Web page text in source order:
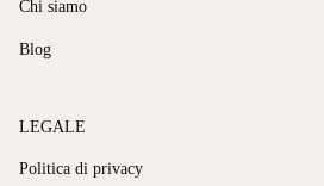
Chi siamo
Blog
LEGALE
Politica di privacy